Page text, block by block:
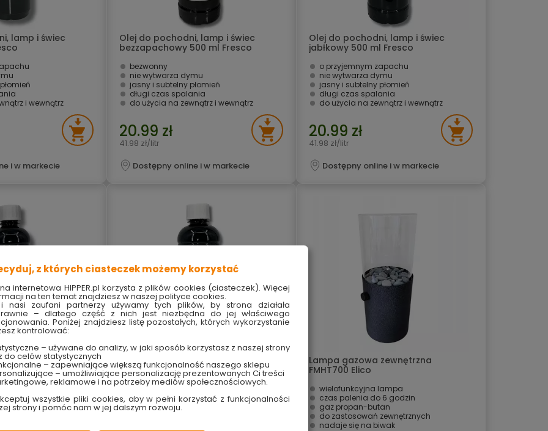
lamp i świec
i wewnątrz
i w markecie
Olej do pochodni, lamp i świec
bezzapachowy 500 ml Fresco
bezwonny
nie wytwarza dymu
jasny i subtelny płomień
długi czas spalania
do użycia na zewnątrz i wewnątrz
20.99 zł
41.98 zł/litr
Dostępny online i w markecie
Olej do pochodni, lamp i świec
jabłkowy 500 ml Fresco
o przyjemnym zapachu
nie wytwarza dymu
jasny i subtelny płomień
długi czas spalania
do użycia na zewnątrz i wewnątrz
20.99 zł
41.98 zł/litr
Dostępny online i w markecie
lamp i świec
ml Fresco
i wewnątrz
Olej do pochodni, lamp i świec
cytrynowy 500 ml Fresco
o przyjemnym zapachu
nie wytwarza dymu
jasny i subtelny płomień
Lampa gazowa zewnętrzna
FMHT700 Elico
wielofunkcyjna lampa
czas palenia do 6 godzin
gaz propan-butan
do zastosowań zewnętrznych
nadaje się na biwak
z których ciasteczek możemy korzystać
internetowa HIPPER.pl korzysta z plików cookies (ciasteczek). Więcej
na ten temat znajdziesz w naszej polityce cookies.
nasi zaufani partnerzy używamy tych plików, by strona działała
– dlatego część z nich jest niezbędna do jej właściwego
Poniżej znajdziesz listę pozostałych, których wykorzystanie
kontrolować:
– używane do analizy, w jaki sposób korzystasz z naszej strony
do celów statystycznych
– zapewniające większą funkcjonalność naszego sklepu
– umożliwiające personalizację prezentowanych Ci treści
reklamowe i na potrzeby mediów społecznościowych.
wszystkie pliki cookies, aby w pełni korzystać z funkcjonalności
strony i pomóc nam w jej dalszym rozwoju.